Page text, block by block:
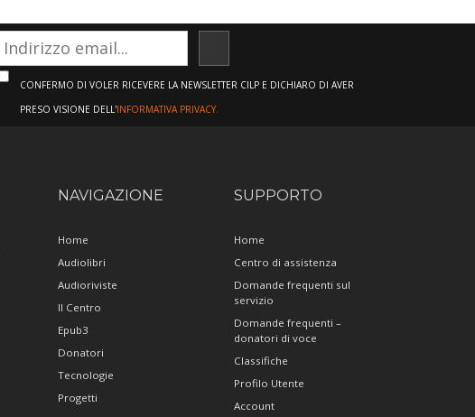
CONFERMO DI VOLER RICEVERE LA NEWSLETTER CILP E DICHIARO DI AVER
PRESO VISIONE DELL'INFORMATIVA PRIVACY.
NAVIGAZIONE
Home
Audiolibri
Audioriviste
Il Centro
Epub3
Donatori
Tecnologie
Progetti
SUPPORTO
Home
Centro di assistenza
Domande frequenti sul
servizio
Domande frequenti –
donatori di voce
Classifiche
Profilo Utente
Account